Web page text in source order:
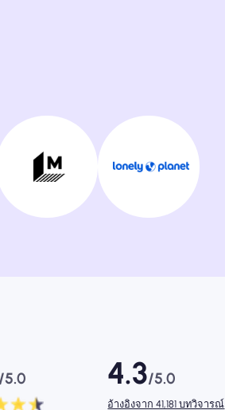
5.0 4.3/5.0
อ้างอิงจาก 41,181 บทวิจารณ์